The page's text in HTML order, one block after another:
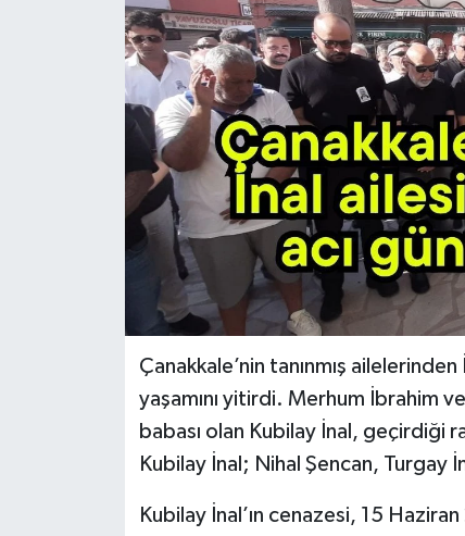
Çanakkale’nin tanınmış
yaşamını yitirdi. Merhum İbrahim
babası olan Kubilay İnal, geçirdiği
Kubilay İnal; Nihal Şencan, Turgay
Kubilay İnal’ın cenazesi, 15